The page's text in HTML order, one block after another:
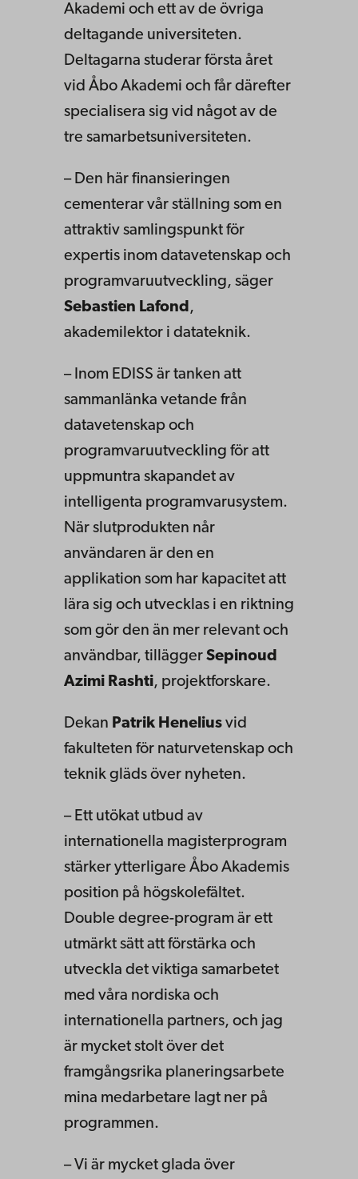
Akademi och ett av de övriga
deltagande universiteten.
Deltagarna studerar första året
vid Åbo Akademi och får därefter
specialisera sig vid något av de
tre samarbetsuniversiteten.
– Den här finansieringen
cementerar vår ställning som en
attraktiv samlingspunkt för
expertis inom datavetenskap och
programvaruutveckling, säger
Sebastien Lafond,
akademilektor i datateknik.
– Inom EDISS är tanken att
sammanlänka vetande från
datavetenskap och
programvaruutveckling för att
uppmuntra skapandet av
intelligenta programvarusystem.
När slutprodukten når
användaren är den en
applikation som har kapacitet att
lära sig och utvecklas i en riktning
som gör den än mer relevant och
användbar, tillägger Sepinoud
Azimi Rashti, projektforskare.
Dekan Patrik Henelius vid
fakulteten för naturvetenskap och
teknik gläds över nyheten.
– Ett utökat utbud av
internationella magisterprogram
stärker ytterligare Åbo Akademis
position på högskolefältet.
Double degree-program är ett
utmärkt sätt att förstärka och
utveckla det viktiga samarbetet
med våra nordiska och
internationella partners, och jag
är mycket stolt över det
framgångsrika planeringsarbete
mina medarbetare lagt ner på
programmen.
– Vi är mycket glada över